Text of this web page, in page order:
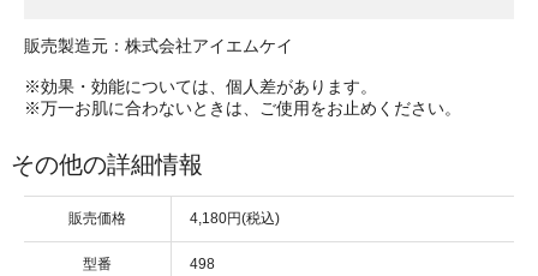
販売製造元：株式会社アイエムケイ
※効果・効能については、個人差があります。
※万一お肌に合わないときは、ご使用をお止めください。
その他の詳細情報
販売価格 4,180円(税込)
型番 498